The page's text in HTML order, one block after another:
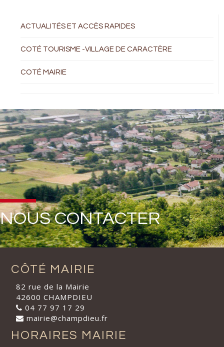
ACTUALITÉS ET ACCÈS RAPIDES
COTÉ TOURISME -VILLAGE DE CARACTÈRE
COTÉ MAIRIE
NOUS CONTACTER
CÔTÉ MAIRIE
82 rue de la Mairie
42600 CHAMPDIEU
04 77 97 17 29
mairie@champdieu.fr
HORAIRES MAIRIE